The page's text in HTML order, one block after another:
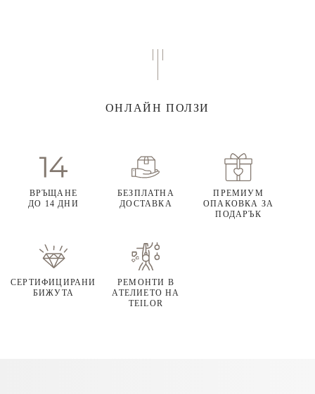
ОНЛАЙН ПОЛЗИ
ВРЪЩАНЕ
ДО 14 ДНИ
БЕЗПЛАТНА
ДОСТАВКА
ПРЕМИУМ
ОПАКОВКА ЗА
ПОДАРЪК
СЕРТИФИЦИРАНИ
БИЖУТА
РЕМОНТИ В
АТЕЛИЕТО НА
TEILOR